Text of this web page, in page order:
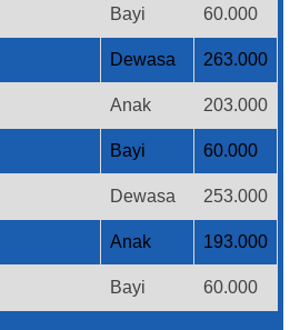
Bayi 60.000
Dewasa 263.000
Anak 203.000
Bayi 60.000
Dewasa 253.000
Anak 193.000
Bayi 60.000